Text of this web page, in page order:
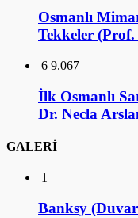
Osmanlı
Tekkeler
6 9.067
İlk Osmanlı
Dr. Necla
GALERİ
1
Banksy